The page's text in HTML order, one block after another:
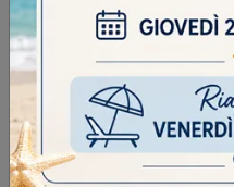
DOME 261